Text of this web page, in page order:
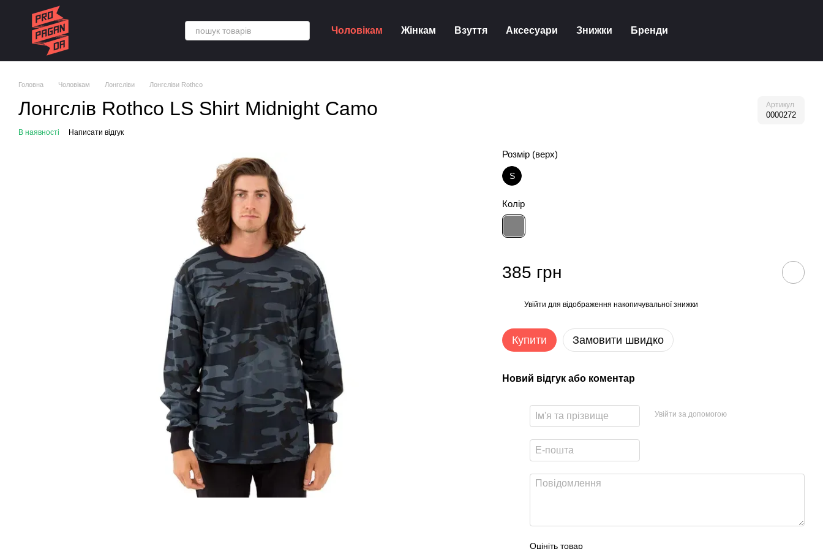
Перейти до основного контенту
Чоловікам Жінкам Взуття Аксесуари Знижки Бренди
Головна Чоловікам Лонгсліви Лонгсліви Rothco
Лонгслів Rothco LS Shirt Midnight Camo Артикул
0000272
В наявності Написати відгук
Розмір (верх)
S
Колір
385 грн
Увійти для відображення накопичувальної знижки
Купити Замовити швидко
Новий відгук або коментар
Увійти за допомогою
Оцініть товар